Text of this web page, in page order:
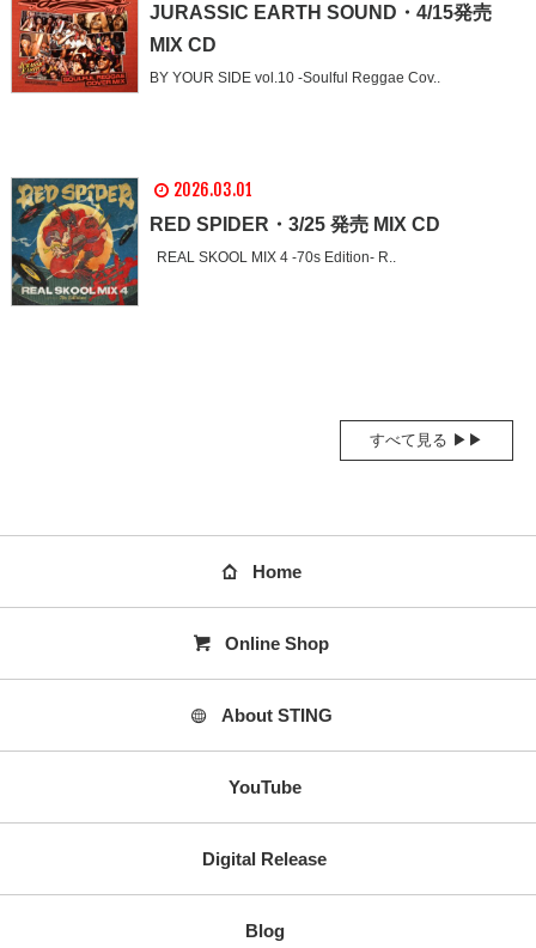
JURASSIC EARTH SOUND・4/15発売
MIX CD
BY YOUR SIDE vol.10 -Soulful Reggae Cov..
2026.03.01
RED SPIDER・3/25 発売 MIX CD
REAL SKOOL MIX 4 -70s Edition- R..
すべて見る ▶▶
Home
Online Shop
About STING
YouTube
Digital Release
Blog